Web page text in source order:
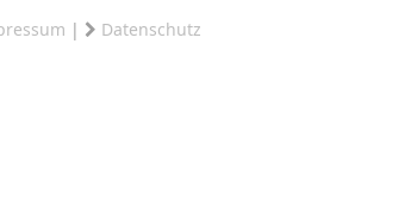
| Datenschutz